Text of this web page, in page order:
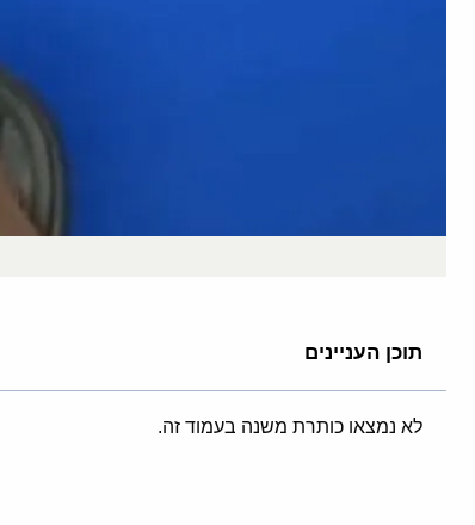
תוכן העניינים
לא נמצאו כותרת משנה בעמוד זה.